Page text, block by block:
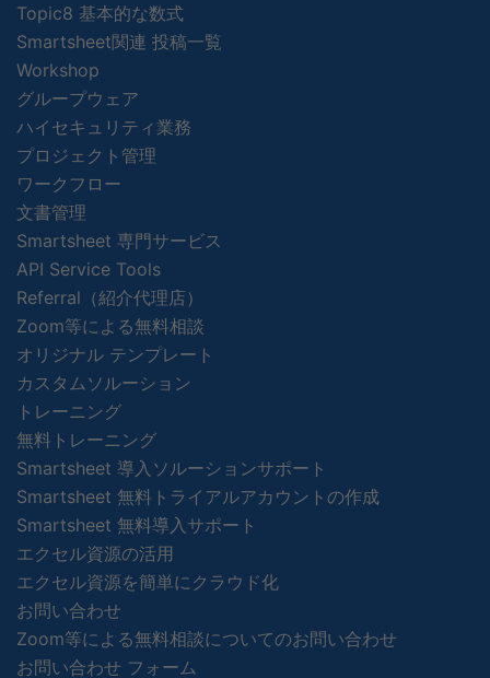
Topic8 基本的な数式
Smartsheet関連 投稿一覧
Workshop
グループウェア
ハイセキュリティ業務
プロジェクト管理
ワークフロー
文書管理
Smartsheet 専門サービス
API Service Tools
Referral（紹介代理店）
Zoom等による無料相談
オリジナル テンプレート
カスタムソルーション
トレーニング
無料トレーニング
Smartsheet 導入ソルーションサポート
Smartsheet 無料トライアルアカウントの作成
Smartsheet 無料導入サポート
エクセル資源の活用
エクセル資源を簡単にクラウド化
お問い合わせ
Zoom等による無料相談についてのお問い合わせ
お問い合わせ フォーム